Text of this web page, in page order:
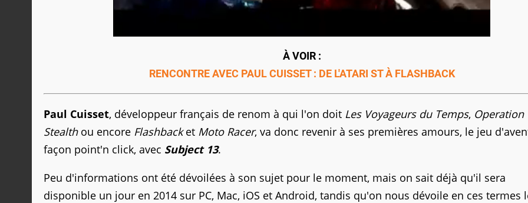
À VOIR :
RENCONTRE AVEC PAUL CUISSET : DE L'ATARI ST À FLASHBACK
Paul Cuisset, développeur français de renom à qui l'on doit Les Voyageurs du Temps, Operation
Stealthou encore Flashbacket Moto Racer, va donc revenir à ses premières amours, le jeu
façon point'n click, avec Subject 13.
Peu d'informations ont été dévoilées à son sujet pour le moment, mais on sait déjà qu'il sera
disponible un jour en 2014 sur PC, Mac, iOS et Android, tandis qu'on nous dévoile en ces termes